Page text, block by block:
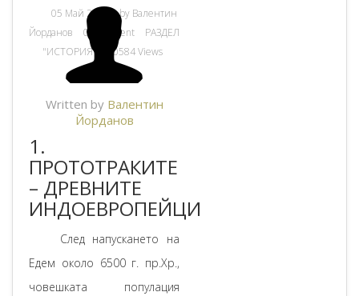
05 Май 2020 by Валентин
Йорданов
0 Comment
РАЗДЕЛ
"ИСТОРИЯ"
10584 Views
Written by Валентин
Йорданов
1.
ПРОТОТРАКИТЕ
– ДРЕВНИТЕ
ИНДОЕВРОПЕЙЦИ
След напускането на
Едем около 6500 г. пр.Хр.,
човешката популация